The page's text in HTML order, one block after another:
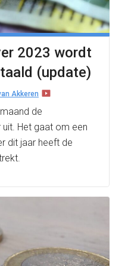
2023 wordt
(update)
Akkeren
de
Het gaat om een
dit jaar heeft de